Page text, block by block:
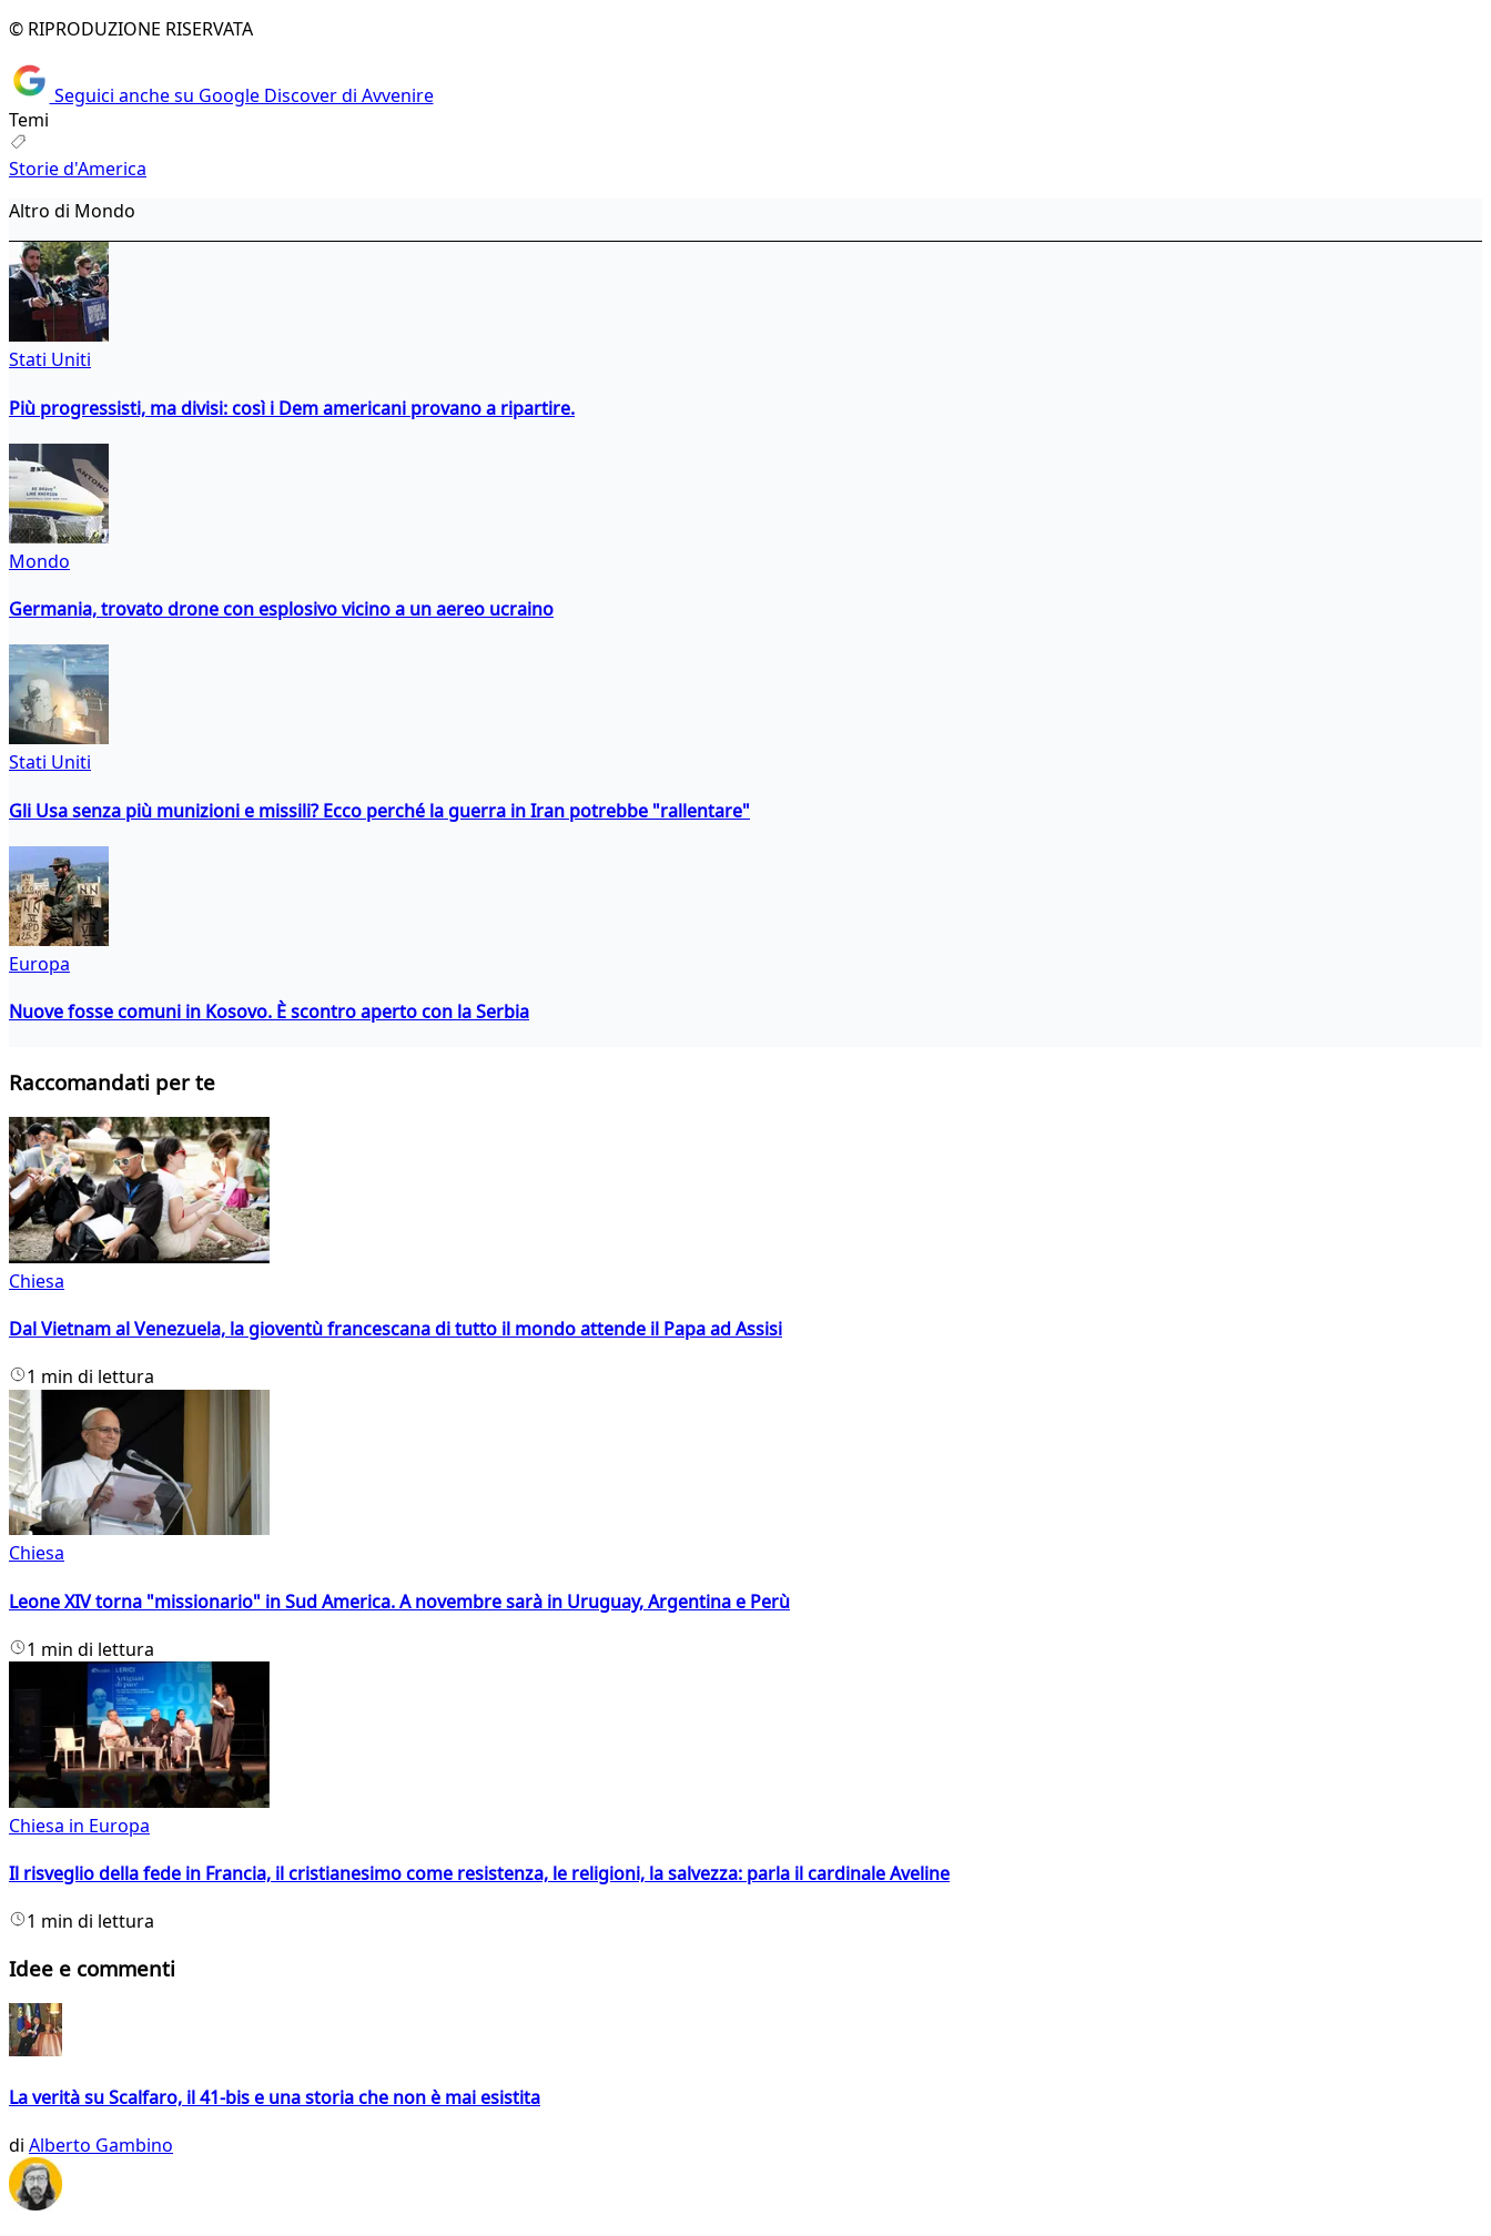
© RIPRODUZIONE RISERVATA
Seguici anche su Google Discover di Avvenire
Temi
Storie d'America
Altro di Mondo
Stati Uniti
Più progressisti, ma divisi: così i Dem americani provano a ripartire.
Mondo
Germania, trovato drone con esplosivo vicino a un aereo ucraino
Stati Uniti
Gli Usa senza più munizioni e missili? Ecco perché la guerra in Iran potrebbe "rallentare"
Europa
Nuove fosse comuni in Kosovo. È scontro aperto con la Serbia
Raccomandati per te
Chiesa
Dal Vietnam al Venezuela, la gioventù francescana di tutto il mondo attende il Papa ad Assisi
1 min di lettura
Chiesa
Leone XIV torna "missionario" in Sud America. A novembre sarà in Uruguay, Argentina e Perù
1 min di lettura
Chiesa in Europa
Il risveglio della fede in Francia, il cristianesimo come resistenza, le religioni, la salvezza: parla il cardinale Aveline
1 min di lettura
Idee e commenti
La verità su Scalfaro, il 41-bis e una storia che non è mai esistita
di Alberto Gambino